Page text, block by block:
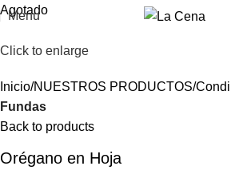
Menu
Agotado
Click to enlarge
Inicio NUESTROS PRODUCTOS
Fundas
Back to products
Orégano en Hoja